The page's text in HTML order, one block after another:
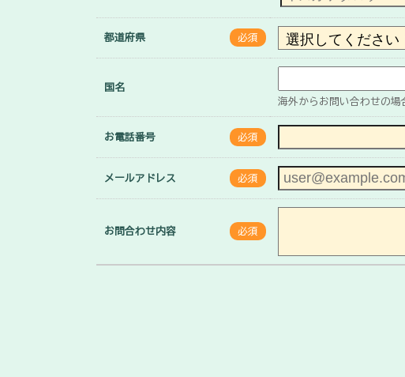
都道府県 必須
国名
海外からお問い合わせの場
お電話番号 必須
メールアドレス 必須
お問合わせ内容 必須